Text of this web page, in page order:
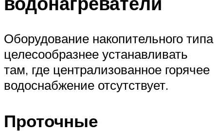
Оборудование накопительного типа
целесообразнее устанавливать
там, где централизованное горячее
водоснабжение отсутствует.
Проточные